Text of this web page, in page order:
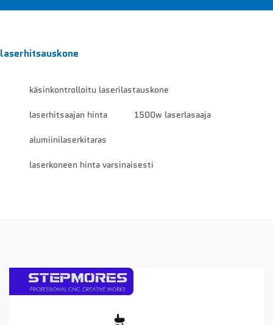
laserhitsauskone
käsinkontrolloitu laserilastauskone
laserhitsaajan hinta 1500w laserlasaaja
alumiinilaserkitaras
laserkoneen hinta varsinaisesti